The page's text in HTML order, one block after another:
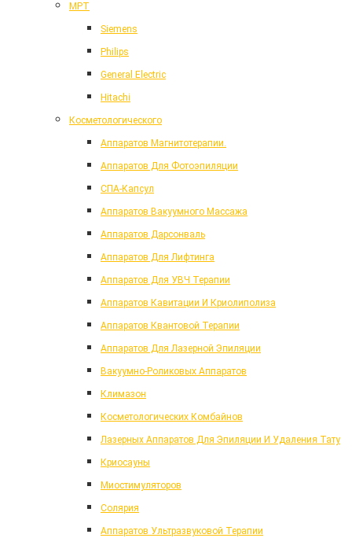
МРТ
Siemens
Philips
General Electric
Hitachi
Косметологического
Аппаратов Магнитотерапии.
Аппаратов Для Фотоэпиляции
СПА-Капсул
Аппаратов Вакуумного Массажа
Аппаратов Дарсонваль
Аппаратов Для Лифтинга
Аппаратов Для УВЧ Терапии
Аппаратов Кавитации И Криолиполиза
Аппаратов Квантовой Терапии
Аппаратов Для Лазерной Эпиляции
Вакуумно-Роликовых Аппаратов
Климазон
Косметологических Комбайнов
Лазерных Аппаратов Для Эпиляции И Удаления Тату
Криосауны
Миостимуляторов
Солярия
Аппаратов Ультразвуковой Терапии